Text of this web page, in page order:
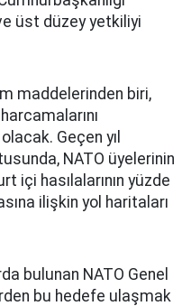
üst düzey yetkiliyi
maddelerinden biri,
Geçen yıl
NATO üyelerinin
içi hasılalarının yüzde
ilişkin yol haritaları
bulunan NATO Genel
bu hedefe ulaşmak